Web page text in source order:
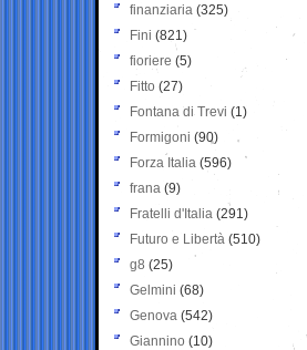
finanziaria (325)
Fini (821)
fioriere (5)
Fitto (27)
Fontana di Trevi (1)
Formigoni (90)
Forza Italia (596)
frana (9)
Fratelli d'Italia (291)
Futuro e Libertà (510)
g8 (25)
Gelmini (68)
Genova (542)
Giannino (10)